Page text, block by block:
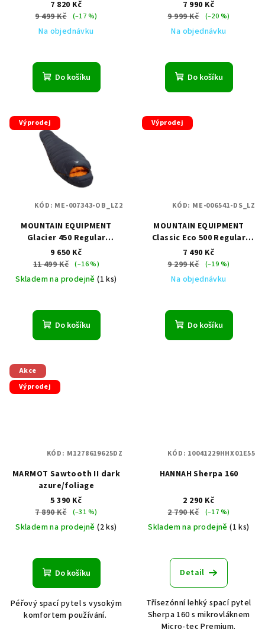
7 820 Kč
9 499 Kč
(–17 %)
Na objednávku
Do košíku
7 990 Kč
9 999 Kč
(–20 %)
Na objednávku
Do košíku
Výprodej
MOUNTAIN EQUIPMENT
Glacier 450 Regular
Obsidian LZ
9 650 Kč
11 499 Kč (–16 %)
Skladem na prodejně(1 ks)
Do košíku
KÓD: ME-007343-OB_LZ2
Výprodej
MOUNTAIN EQUIPMENT
Classic Eco 500 Regular
Dusk LZ
7 490 Kč
9 299 Kč
(–19 %)
Na objednávku
Do košíku
KÓD: ME-006541-DS_LZ
Akce
Výprodej
MARMOT Sawtooth II dark
azure/foliage
5 390 Kč
7 890 Kč
(–31 %)
Skladem na prodejně(2 ks)
Do košíku
Péřový spací pytel s vysokým
komfortem používání.
KÓD: M1278619625DZ
HANNAH Sherpa 160
2 290 Kč
2 790 Kč
(–17 %)
Skladem na prodejně(1 ks)
Detail
Třísezónní lehký spací pytel
Sherpa 160 s mikrovláknem
KÓD: 10041229HHX01E55